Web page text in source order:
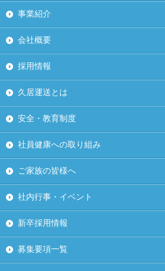
事業紹介
会社概要
採用情報
久居運送とは
安全・教育制度
社員健康への取り組み
ご家族の皆様へ
社内行事・イベント
新卒採用情報
募集要項一覧